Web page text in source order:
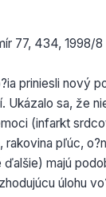
77, 434, 1998/8
priniesli nový
Ukázalo sa, že
(infarkt
rakovina pľúc,
majú
úlohu